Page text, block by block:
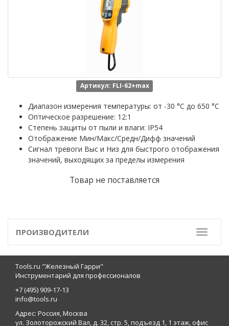
Артикул: FLI-62+max
Диапазон измерения температуры: от -30 °C до 650 °C
Оптическое разрешение: 12:1
Степень защиты от пыли и влаги: IP54
Отображение Мин/Макс/Средн/Дифф значений
Сигнал тревоги Выс и Низ для быстрого отображения
значений, выходящих за пределы измерения
Товар не поставляется
Toggle
ПРОИЗВОДИТЕЛИ
Tools.ru "Железный Гарри"
Инструментарий для профессионалов
+7 (495) 909-17-13
info@tools.ru
Адрес: Россия, Москва
ул. Золоторожский Вал, д. 32, стр. 5, подъезд 1, 1 этаж, офис